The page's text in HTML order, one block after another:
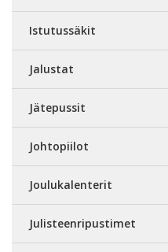
Istutussäkit
Jalustat
Jätepussit
Johtopiilot
Joulukalenterit
Julisteenripustimet